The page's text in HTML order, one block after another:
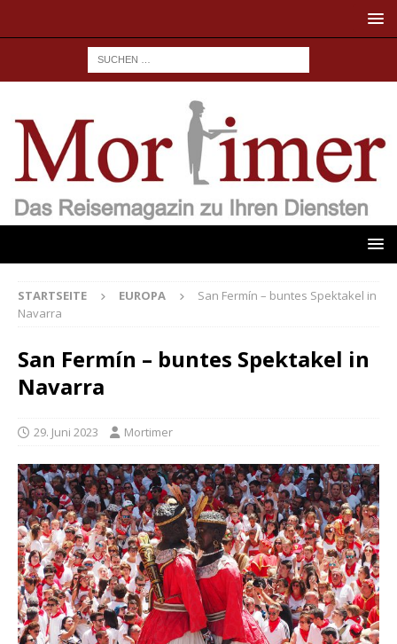
STARTSEITE EUROPA
San Fermín – buntes Spektakel in
Navarra
San Fermín – buntes Spektakel in
Navarra
29. Juni 2023 Mortimer